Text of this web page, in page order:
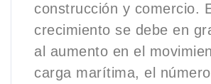
construcción y comercio.
crecimiento se debe en
al aumento en el
carga marítima, el